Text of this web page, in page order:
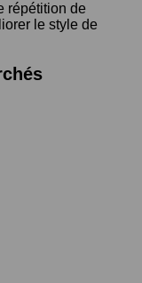
répétition de
le style de